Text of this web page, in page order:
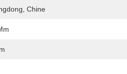
Chine